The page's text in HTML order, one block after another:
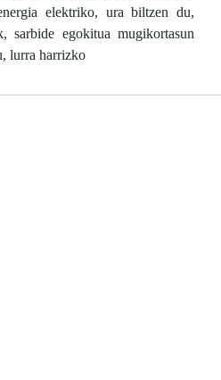
elektriko, ura biltzen du,
sarbide egokitua mugikortasun
lurra harrizko